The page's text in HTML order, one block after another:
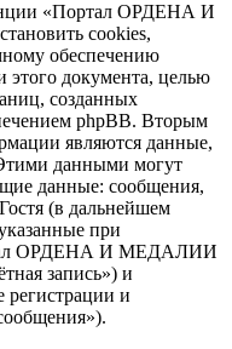
«Портал ОРДЕНА И
cookies,
обеспечению
этого документа, целью
созданных
phpBB. Вторым
являются данные,
данными могут
данные: сообщения,
(в дальнейшем
при
ОРДЕНА И МЕДАЛИИ
запись») и
регистрации и